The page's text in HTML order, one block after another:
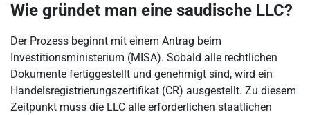
Wie gründet man eine saudische LLC?
Der Prozess beginnt mit einem Antrag beim
Investitionsministerium (MISA). Sobald alle rechtlichen
Dokumente fertiggestellt und genehmigt sind, wird ein
Handelsregistrierungszertifikat (CR) ausgestellt. Zu diesem
Zeitpunkt muss die LLC alle erforderlichen staatlichen